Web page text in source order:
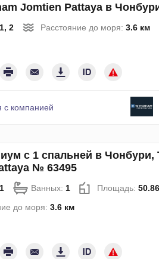
Jomtien Pattaya в
1, 2 Расстояние до моря: 3.6 км
с компанией
с 1 спальней в Чонбури,
№ 63495
1 Ванных: 1 Площадь:
до моря: 3.6 км